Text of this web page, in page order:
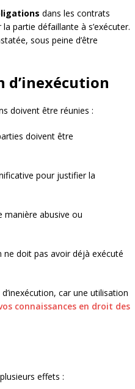
dans les contrats
partie défaillante à s’exécuter.
sous peine d’être
d’inexécution
doivent être réunies :
doivent être
pour justifier la
manière abusive ou
ne doit pas avoir déjà exécuté
car une utilisation
connaissances en droit des
effets :